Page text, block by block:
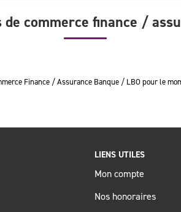
de commerce finance /
Finance / Assurance Banque / LBO pour le
LIENS UTILES
Mon compte
Nos honoraires